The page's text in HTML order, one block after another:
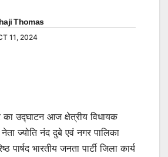
Thomas
11, 2024
उद्घाटन आज क्षेत्रीय विधायक
ज्योति नंद दुबे एवं नगर पालिका
पार्षद भारतीय जनता पार्टी जिला कार्य